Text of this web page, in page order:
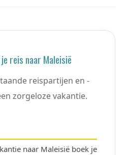
reis naar Maleisië
reispartijen en -
zorgeloze vakantie.
naar Maleisië boek je